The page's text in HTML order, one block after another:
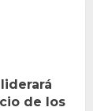
de los